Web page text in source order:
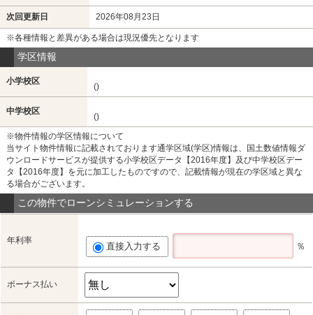
次回更新日 2026年08月23日
※各種情報と差異がある場合は現況優先となります
学区情報
小学校区
()
中学校区
()
※物件情報の学区情報について
当サイト物件情報に記載されております通学区域(学区)情報は、国土数値情報ダ
ウンロードサービスが提供する小学校区データ【2016年度】及び中学校区デー
タ【2016年度】を元に加工したものですので、記載情報が現在の学区域と異な
る場合がございます。
この物件でローンシミュレーションする
年利率
直接入力する ％
ボーナス払い